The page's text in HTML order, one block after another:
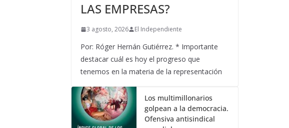
LAS EMPRESAS?
3 agosto, 2026 El Independiente
Por: Róger Hernán Gutiérrez. * Importante
destacar cuál es hoy el progreso que
tenemos en la materia de la representación
Los multimillonarios
golpean a la democracia.
Ofensiva antisindical